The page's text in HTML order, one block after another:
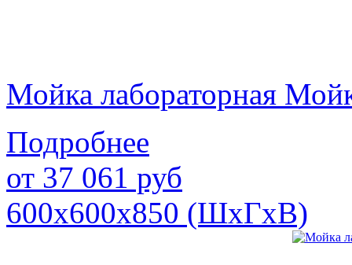
Мойка лабораторная
Подробнее
от 37 061 руб
600х600х850 (ШхГхВ)